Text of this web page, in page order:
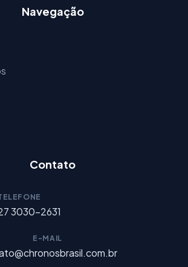
Navegação
Contato
3030-2631
E-MAIL